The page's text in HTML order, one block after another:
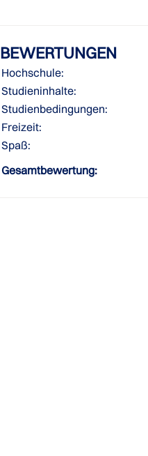
BEWERTUNGEN
Hochschule:
Studieninhalte:
Studienbedingungen:
Freizeit:
Spaß:
Gesamtbewertung: